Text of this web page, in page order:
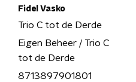
Fidel Vasko
Trio C tot de Derde
Eigen Beheer / Trio C
tot de Derde
8713897901801